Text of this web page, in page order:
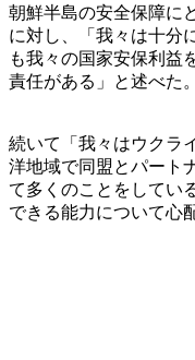
朝鮮半島の安全保障に
に対し、「我々は十分
も我々の国家安保利益
責任がある」と述べた。
続いて「我々はウクラ
洋地域で同盟とパート
て多くのことをしてい
できる能力について心